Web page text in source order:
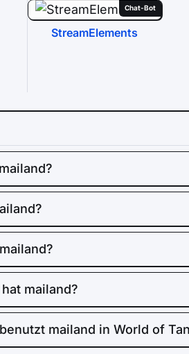
Chat-Bot
StreamElements
mailand?
mailand in World of